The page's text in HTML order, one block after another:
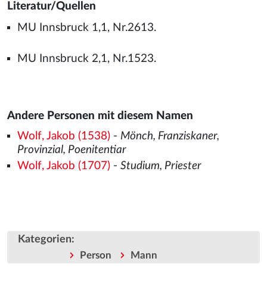
Literatur/Quellen
MU Innsbruck 1,1, Nr.2613.
MU Innsbruck 2,1, Nr.1523.
Andere Personen mit diesem Namen
Wolf, Jakob (1538)- Mönch, Franziskaner,
Provinzial, Poenitentiar
Wolf, Jakob (1707)- Studium, Priester
Kategorien:
Person Mann